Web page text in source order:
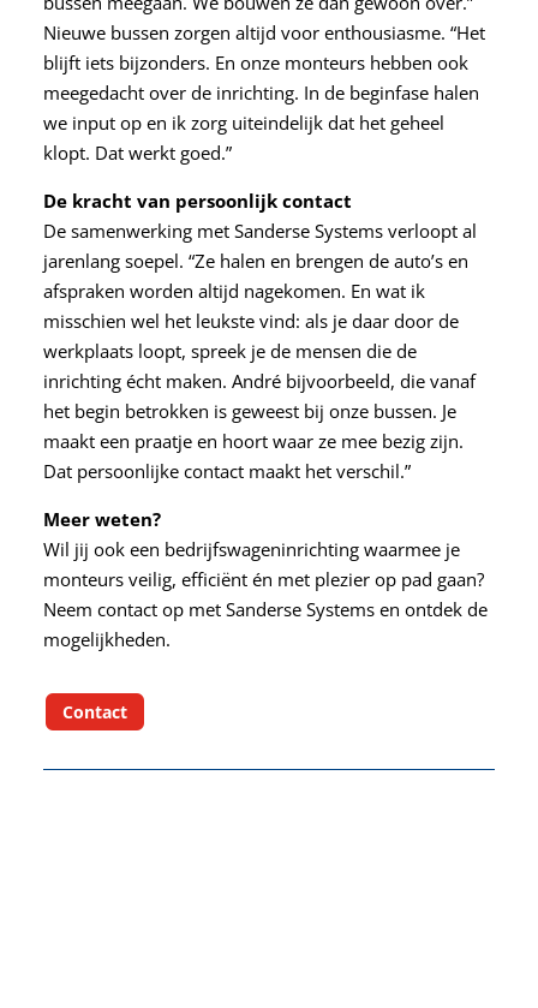
Nieuwe bussen zorgen altijd voor enthousiasme. “Het
blijft iets bijzonders. En onze monteurs hebben ook
meegedacht over de inrichting. In de beginfase halen
we input op en ik zorg uiteindelijk dat het geheel
klopt. Dat werkt goed.”
De kracht van persoonlijk contact
De samenwerking met Sanderse Systems verloopt al
jarenlang soepel. “Ze halen en brengen de auto’s en
afspraken worden altijd nagekomen. En wat ik
misschien wel het leukste vind: als je daar door de
werkplaats loopt, spreek je de mensen die de
inrichting écht maken. André bijvoorbeeld, die vanaf
het begin betrokken is geweest bij onze bussen. Je
maakt een praatje en hoort waar ze mee bezig zijn.
Dat persoonlijke contact maakt het verschil.”
Meer weten?
Wil jij ook een bedrijfswageninrichting waarmee je
monteurs veilig, efficiënt én met plezier op pad gaan?
Neem contact op met Sanderse Systems en ontdek de
mogelijkheden.
Contact